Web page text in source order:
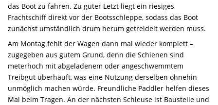
das Boot zu fahren. Zu guter Letzt liegt ein riesiges
Frachtschiff direkt vor der Bootsschleppe, sodass das Boot
zunächst umständlich drum herum getreidelt werden muss.
Am Montag fehlt der Wagen dann mal wieder komplett –
zugegeben aus gutem Grund, denn die Schienen sind
meterhoch mit abgeladenem oder angeschwemmtem
Treibgut überhäuft, was eine Nutzung derselben ohnehin
unmöglich machen würde. Freundliche Paddler helfen dieses
Mal beim Tragen. An der nächsten Schleuse ist Baustelle und